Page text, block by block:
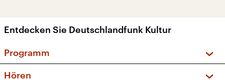
Entdecken Sie Deutschlandfunk Kultur
Programm
Hören